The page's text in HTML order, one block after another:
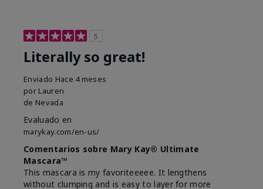
5
Literally so great!
Enviado Hace 4 meses
por Lauren
de Nevada
Evaluado en
marykay.com/en-us/
Comentarios sobre Mary Kay® Ultimate
Mascara™
This mascara is my favoriteeeee. It lengthens
without clumping and is easy to layer for more